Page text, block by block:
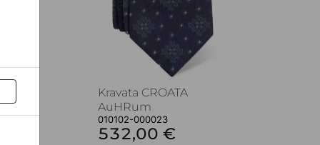
Kravata CROATA
AuHRum
010102-000023
532,00 €